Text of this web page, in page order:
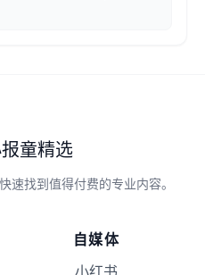
童精选
速找到值得付费的专业内容。
自媒体
小红书